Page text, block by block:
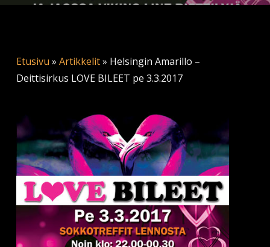
Etusivu » Artikkelit» Helsingin Amarillo –
Deittisirkus LOVE BILEET pe 3.3.2017